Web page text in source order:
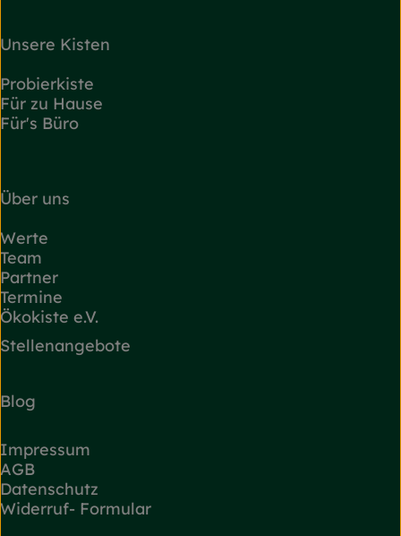
Unsere Kisten
Probierkiste
Für zu Hause
Für's Büro
Über uns
Werte
Team
Partner
Termine
Ökokiste e.V.
Stellenangebote
Blog
Impressum
AGB
Datenschutz
Widerruf- Formular